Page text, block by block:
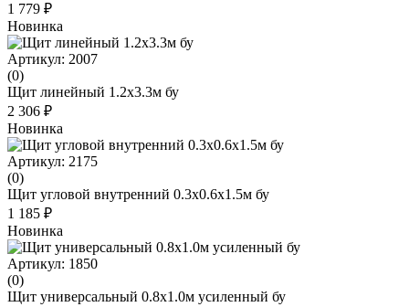
1 779 ₽
Новинка
Артикул: 2007
(0)
Щит линейный 1.2x3.3м бу
2 306 ₽
Новинка
Артикул: 2175
(0)
Щит угловой внутренний 0.3x0.6x1.5м бу
1 185 ₽
Новинка
Артикул: 1850
(0)
Щит универсальный 0.8х1.0м усиленный бу